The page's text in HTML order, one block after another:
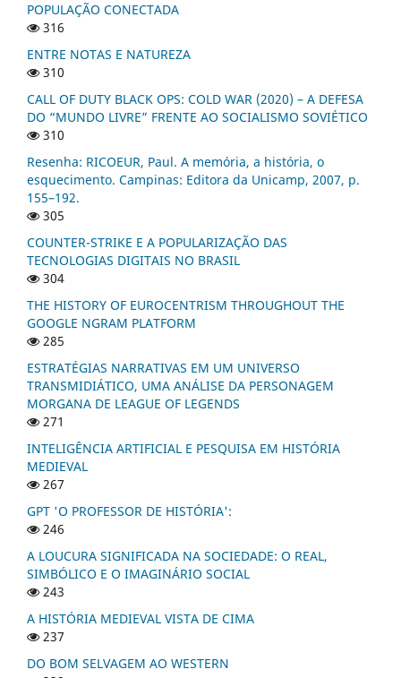
POPULAÇÃO CONECTADA
316
ENTRE NOTAS E NATUREZA
310
CALL OF DUTY BLACK OPS: COLD WAR (2020) – A DEFESA
DO “MUNDO LIVRE” FRENTE AO SOCIALISMO SOVIÉTICO
310
Resenha: RICOEUR, Paul. A memória, a história, o
esquecimento. Campinas: Editora da Unicamp, 2007, p.
155–192.
305
COUNTER-STRIKE E A POPULARIZAÇÃO DAS
TECNOLOGIAS DIGITAIS NO BRASIL
304
THE HISTORY OF EUROCENTRISM THROUGHOUT THE
GOOGLE NGRAM PLATFORM
285
ESTRATÉGIAS NARRATIVAS EM UM UNIVERSO
TRANSMIDIÁTICO, UMA ANÁLISE DA PERSONAGEM
MORGANA DE LEAGUE OF LEGENDS
271
INTELIGÊNCIA ARTIFICIAL E PESQUISA EM HISTÓRIA
MEDIEVAL
267
GPT 'O PROFESSOR DE HISTÓRIA':
246
A LOUCURA SIGNIFICADA NA SOCIEDADE: O REAL,
SIMBÓLICO E O IMAGINÁRIO SOCIAL
243
A HISTÓRIA MEDIEVAL VISTA DE CIMA
237
DO BOM SELVAGEM AO WESTERN